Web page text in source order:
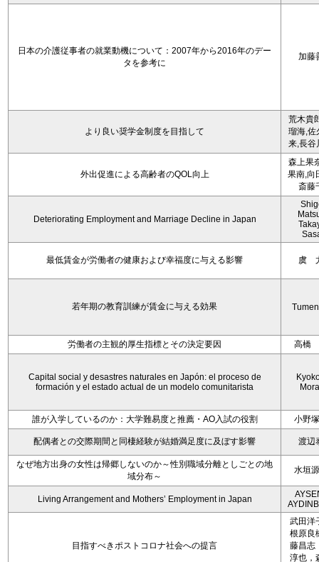
日本の介護従事者の就業動機について：2007年から2016年のデー
タを参考に
加藤
より良い奨学金制度を目指して
荒木貴
瑠海,佐
来,長谷
外出促進による高齢者のQOL向上
森上果
果南,向
斎藤
Deteriorating Employment and Marriage Decline in Japan
最低賃金が労働者の健康および幸福度に与える影響 虞
若年期の教育訓練が賃金に与える効果
労働者の主観的厚生指標とその決定要因 高橋
Capital social y desastres naturales en Japón: el proceso de
formación y el estado actual de un modelo comunitarista
誰が入学しているのか：大学難易度と推薦・AO入試の役割 小野
配偶者との交際期間と同棲経験が結婚満足度に及ぼす影響 渡辺
なぜ地方出身の女性は帰郷しないのか～性別職域分離としごとの地
域分布～
水垣
Living Arrangement and Mothers’ Employment in Japan
目指すべきポストコロナ社会への提言
武田洋
根原良
藤昌志
淳也，